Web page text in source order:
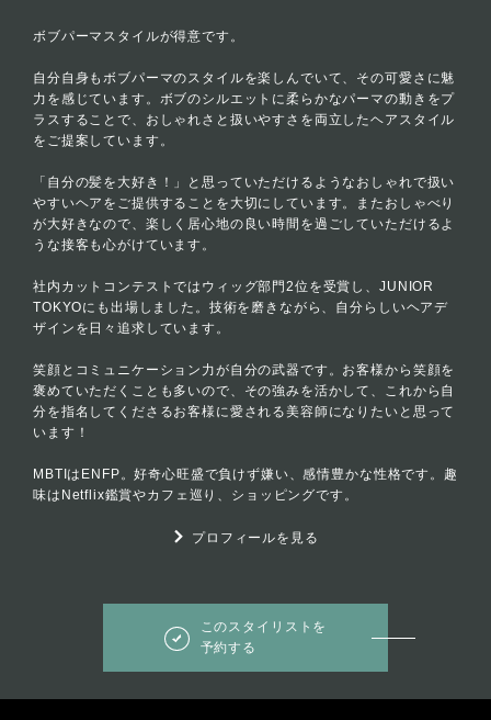
ボブパーマスタイルが得意です。
自分自身もボブパーマのスタイルを楽しんでいて、その可愛さに魅
力を感じています。ボブのシルエットに柔らかなパーマの動きをプ
ラスすることで、おしゃれさと扱いやすさを両立したヘアスタイル
をご提案しています。
「自分の髪を大好き！」と思っていただけるようなおしゃれで扱い
やすいヘアをご提供することを大切にしています。またおしゃべり
が大好きなので、楽しく居心地の良い時間を過ごしていただけるよ
うな接客も心がけています。
社内カットコンテストではウィッグ部門2位を受賞し、JUNIOR
TOKYOにも出場しました。技術を磨きながら、自分らしいヘアデ
ザインを日々追求しています。
笑顔とコミュニケーション力が自分の武器です。お客様から笑顔を
褒めていただくことも多いので、その強みを活かして、これから自
分を指名してくださるお客様に愛される美容師になりたいと思って
います！
MBTIはENFP。好奇心旺盛で負けず嫌い、感情豊かな性格です。趣
味はNetflix鑑賞やカフェ巡り、ショッピングです。
プロフィールを見る
このスタイリストを
予約する